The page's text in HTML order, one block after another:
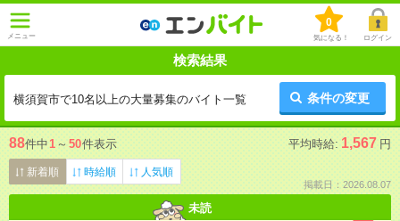
メニュー
0
気になる！ ログイン
検索結果
横須賀市で10名以上の大量募集のバイト一覧 条件の変更
88件中1 ～ 50件表示 平均時給: 1,567 円
新着順 時給順 人気順
掲載日：2026.08.07
未読